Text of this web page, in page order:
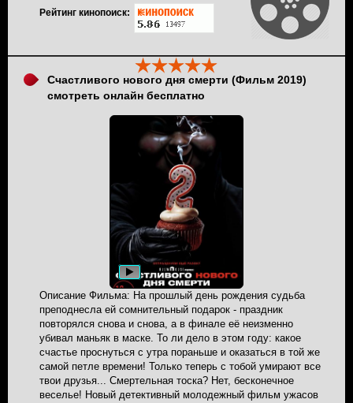
несколько лет и прошлое опять настигло девушку. Однако
теперь уже сильную и безжалостную. Наступило время
Рейтинг кинопоиск:
Счастливого нового дня смерти (Фильм 2019)
смотреть онлайн бесплатно
Описание Фильма: На прошлый день рождения судьба
преподнесла ей сомнительный подарок - праздник
повторялся снова и снова, а в финале её неизменно
убивал маньяк в маске. То ли дело в этом году: какое
счастье проснуться с утра пораньше и оказаться в той же
самой петле времени! Только теперь с тобой умирают все
твои друзья... Смертельная тоска? Нет, бесконечное
веселье! Новый детективный молодежный фильм ужасов